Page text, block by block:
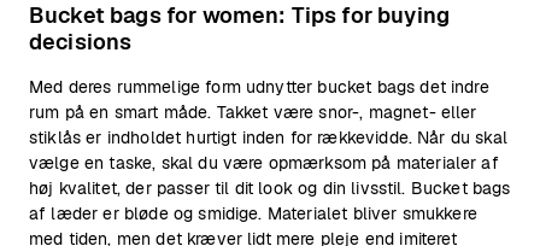
Bucket bags for women: Tips for buying
decisions
Med deres rummelige form udnytter bucket bags det indre
rum på en smart måde. Takket være snor-, magnet- eller
stiklås er indholdet hurtigt inden for rækkevidde. Når du skal
vælge en taske, skal du være opmærksom på materialer af
høj kvalitet, der passer til dit look og din livsstil. Bucket bags
af læder er bløde og smidige. Materialet bliver smukkere
med tiden, men det kræver lidt mere pleje end imiteret